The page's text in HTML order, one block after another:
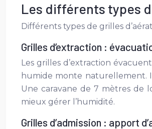
Les différents types
Différents types de grilles
Grilles d’extraction :
Les grilles d’extraction
humide monte naturellement.
Une caravane de 7 mètres de
mieux gérer l’humidité.
Grilles d’admission : apport